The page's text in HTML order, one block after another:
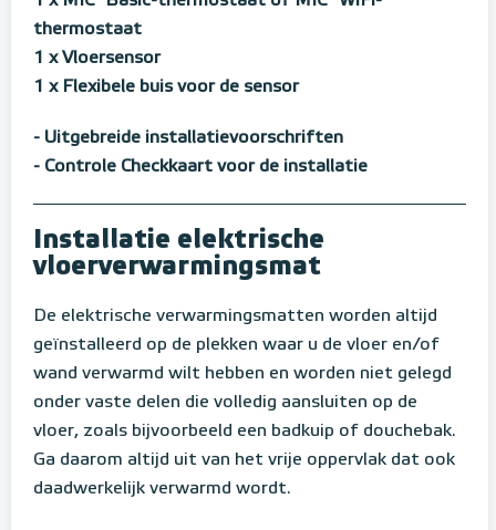
thermostaat
1 x Vloersensor
1 x Flexibele buis voor de sensor
- Uitgebreide installatievoorschriften
- Controle Checkkaart voor de installatie
Installatie elektrische
vloerverwarmingsmat
De elektrische verwarmingsmatten worden altijd
geïnstalleerd op de plekken waar u de vloer en/of
wand verwarmd wilt hebben en worden niet gelegd
onder vaste delen die volledig aansluiten op de
vloer, zoals bijvoorbeeld een badkuip of douchebak.
Ga daarom altijd uit van het vrije oppervlak dat ook
daadwerkelijk verwarmd wordt.